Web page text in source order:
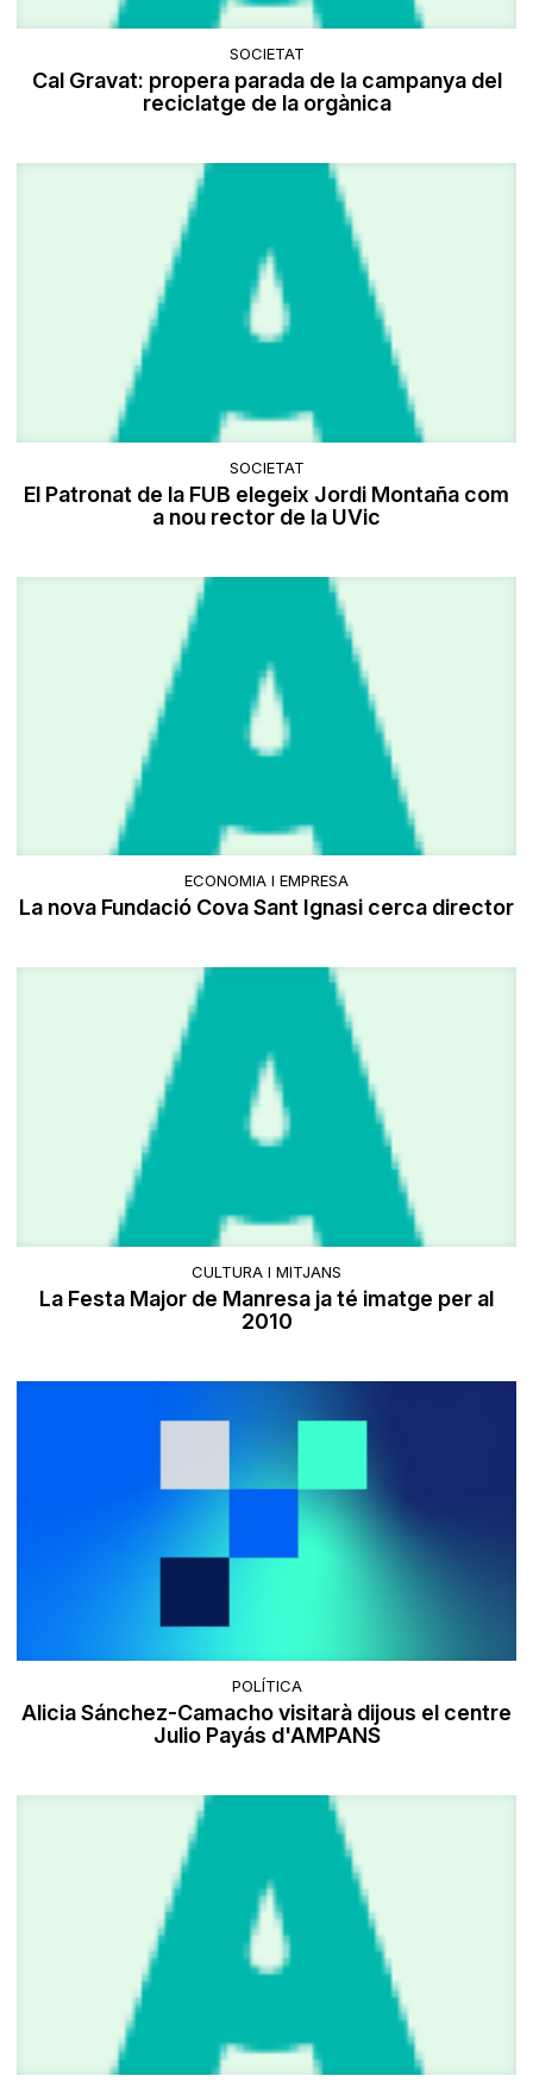
SOCIETAT
Cal Gravat: propera parada de la campanya del
reciclatge de la orgànica
SOCIETAT
El Patronat de la FUB elegeix Jordi Montaña com
a nou rector de la UVic
ECONOMIA I EMPRESA
La nova Fundació Cova Sant Ignasi cerca director
CULTURA I MITJANS
La Festa Major de Manresa ja té imatge per al
2010
POLÍTICA
Alicia Sánchez-Camacho visitarà dijous el centre
Julio Payás d'AMPANS